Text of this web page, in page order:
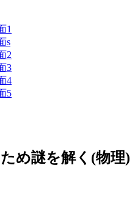
め謎を解く(物理)